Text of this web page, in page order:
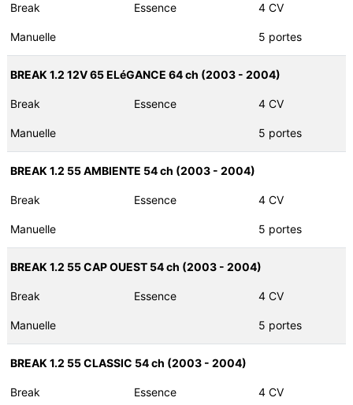
Break Essence 4 CV
Manuelle 5 portes
BREAK 1.2 12V 65 ELéGANCE 64 ch (2003 - 2004)
Break Essence 4 CV
Manuelle 5 portes
BREAK 1.2 55 AMBIENTE 54 ch (2003 - 2004)
Break Essence 4 CV
Manuelle 5 portes
BREAK 1.2 55 CAP OUEST 54 ch (2003 - 2004)
Break Essence 4 CV
Manuelle 5 portes
BREAK 1.2 55 CLASSIC 54 ch (2003 - 2004)
Break Essence 4 CV